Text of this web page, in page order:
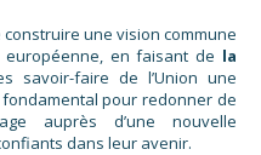
une vision commune
en faisant de la
savoir-faire de l’Union une
pour redonner de
auprès d’une nouvelle
dans leur avenir.